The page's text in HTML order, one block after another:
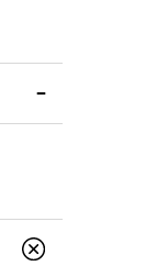
–